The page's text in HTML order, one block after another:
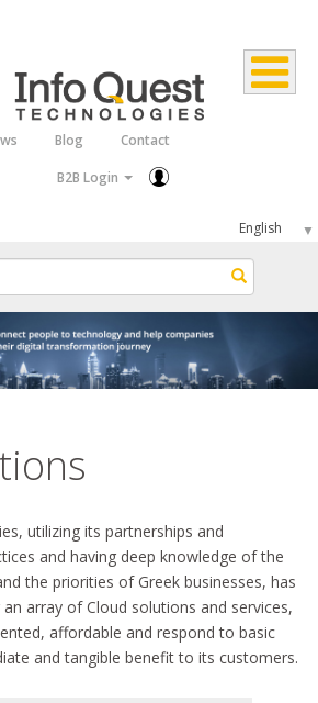
Blog
Contact
B2B Login
Select
your
language
Search
utilizing its partnerships and
and having deep knowledge of the
the priorities of Greek businesses, has
array of Cloud solutions and services,
affordable and respond to basic
and tangible benefit to its customers.